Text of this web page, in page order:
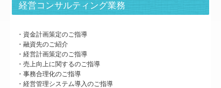
経営コンサルティング業務
・資金計画策定のご指導
・融資先のご紹介
・経営計画策定のご指導
・売上向上に関するのご指導
・事務合理化のご指導
・経営管理システム導入のご指導